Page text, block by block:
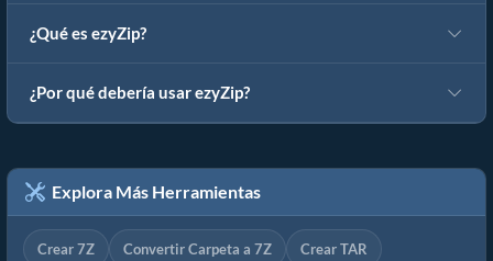
¿Qué es ezyZip?
¿Por qué debería usar ezyZip?
Explora Más Herramientas
Crear 7Z Convertir Carpeta a 7Z Crear TAR